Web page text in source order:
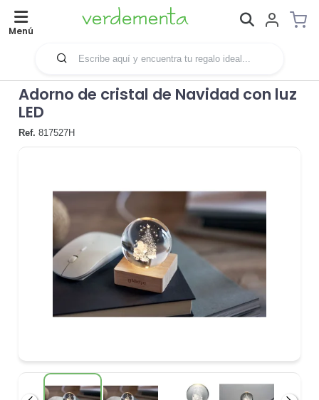
Menú
Adorno de cristal de Navidad con luz
LED
Ref. 817527H